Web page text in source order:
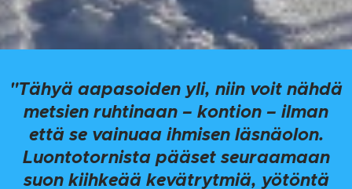
"Tähyä aapasoiden yli, niin voit nähdä
metsien ruhtinaan – kontion – ilman
että se vainuaa ihmisen läsnäolon.
Luontotornista pääset seuraamaan
suon kiihkeää kevätrytmiä, yötöntä